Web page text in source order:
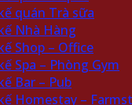
quán Trà sữa
Nhà Hàng
Shop – Office
Spa – Phòng Gym
Bar – Pub
Homestay –